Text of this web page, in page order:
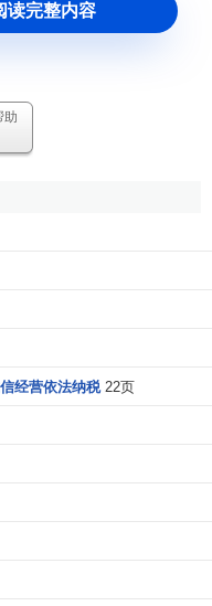
纳税环境，它是市场经
与公民的关系是一种交
社会的公民提供
来补偿，这是一种互
治安，完备的公共设施
服务，完善的教育、卫
活环境，使老百姓安居
付因享受这种公共物品
要实现国家的根本任务
能得以保障，则其就可
使国家日益强大，人民
下降，社会福利水平骤
国家和人民的利益处息
读完整内容
助
经营依法纳税 22页